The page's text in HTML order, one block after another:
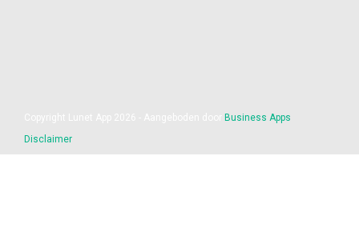
Business Apps
Disclaimer